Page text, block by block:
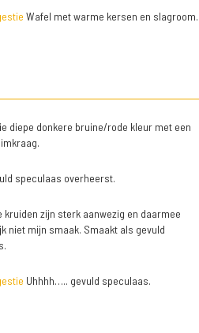
Wafel met warme kersen en slagroom.
diepe donkere bruine/rode kleur met een
speculaas overheerst.
kruiden zijn sterk aanwezig en daarmee
niet mijn smaak. Smaakt als gevuld
Uhhhh….. gevuld speculaas.